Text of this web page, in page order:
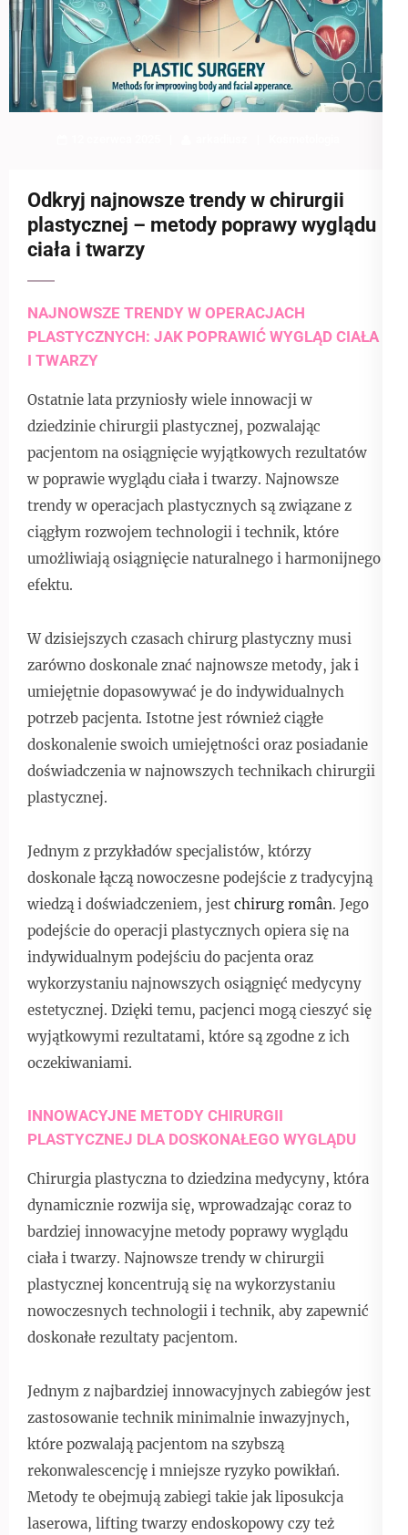
Odkryj najnowsze trendy w chirurgii
plastycznej – metody poprawy wyglądu
ciała i twarzy
NAJNOWSZE TRENDY W OPERACJACH
PLASTYCZNYCH: JAK POPRAWIĆ WYGLĄD CIAŁA
I TWARZY
Ostatnie lata przyniosły wiele innowacji w
dziedzinie chirurgii plastycznej, pozwalając
pacjentom na osiągnięcie wyjątkowych rezultatów
w poprawie wyglądu ciała i twarzy. Najnowsze
trendy w operacjach plastycznych są związane z
ciągłym rozwojem technologii i technik, które
umożliwiają osiągnięcie naturalnego i harmonijnego
efektu.
W dzisiejszych czasach chirurg plastyczny musi
zarówno doskonale znać najnowsze metody, jak i
umiejętnie dopasowywać je do indywidualnych
potrzeb pacjenta. Istotne jest również ciągłe
doskonalenie swoich umiejętności oraz posiadanie
doświadczenia w najnowszych technikach chirurgii
plastycznej.
Jednym z przykładów specjalistów, którzy
doskonale łączą nowoczesne podejście z tradycyjną
wiedzą i doświadczeniem, jest chirurg român. Jego
podejście do operacji plastycznych opiera się na
indywidualnym podejściu do pacjenta oraz
wykorzystaniu najnowszych osiągnięć medycyny
estetycznej. Dzięki temu, pacjenci mogą cieszyć się
wyjątkowymi rezultatami, które są zgodne z ich
oczekiwaniami.
INNOWACYJNE METODY CHIRURGII
PLASTYCZNEJ DLA DOSKONAŁEGO WYGLĄDU
Chirurgia plastyczna to dziedzina medycyny, która
dynamicznie rozwija się, wprowadzając coraz to
bardziej innowacyjne metody poprawy wyglądu
ciała i twarzy. Najnowsze trendy w chirurgii
plastycznej koncentrują się na wykorzystaniu
nowoczesnych technologii i technik, aby zapewnić
doskonałe rezultaty pacjentom.
Jednym z najbardziej innowacyjnych zabiegów jest
zastosowanie technik minimalnie inwazyjnych,
które pozwalają pacjentom na szybszą
rekonwalescencję i mniejsze ryzyko powikłań.
Metody te obejmują zabiegi takie jak liposukcja
laserowa, lifting twarzy endoskopowy czy też